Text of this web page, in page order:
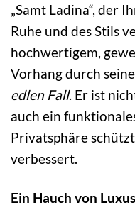
„Samt Ladina“, der
Ruhe und des Stils
hochwertigem,
Vorhang durch seine
edlen Fall. Er ist
auch ein
Privatsphäre
verbessert.
Ein Hauch von